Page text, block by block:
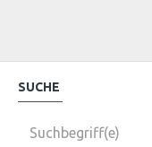
SUCHE